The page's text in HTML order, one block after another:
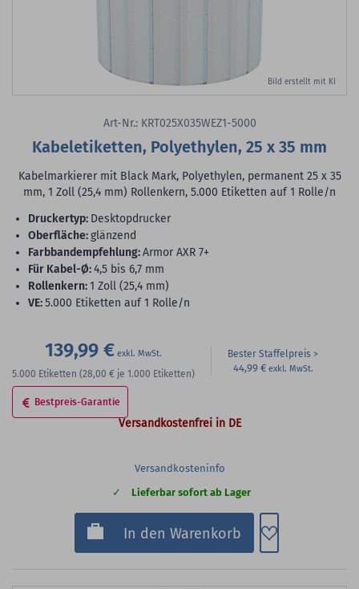
Bild erstellt mit KI
Art-Nr.: KRT025X035WEZ1-5000
Kabeletiketten, Polyethylen, 25 x 35 mm
Kabelmarkierer mit Black Mark, Polyethylen, permanent 25 x 35
mm, 1 Zoll (25,4 mm) Rollenkern, 5.000 Etiketten auf 1 Rolle/n
Druckertyp: Desktopdrucker
Oberfläche:glänzend
Farbbandempfehlung:Armor AXR 7+
für Kabel-Ø:4,5 bis 6,7 mm
Rollenkern:1 Zoll (25,4 mm)
VE:5.000 Etiketten auf 1 Rolle/n
139,99 €
5.000 Etiketten (28,00 € je 1.000 Etiketten)
Bester Staffelpreis
44,99 €
Bestpreis-Garantie
Versandkostenfrei in DE
Versandkosteninfo
Lieferbar sofort ab Lager
In den Warenkorb Zum